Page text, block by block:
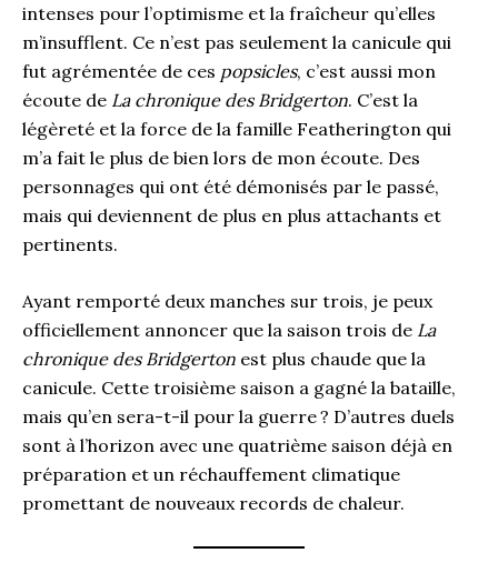
intenses pour l’optimisme et la fraîcheur qu’elles
m’insufflent. Ce n’est pas seulement la canicule qui
fut agrémentée de ces popsicles, c’est aussi mon
écoute de La chronique des Bridgerton. C’est la
légèreté et la force de la famille Featherington qui
m’a fait le plus de bien lors de mon écoute. Des
personnages qui ont été démonisés par le passé,
mais qui deviennent de plus en plus attachants et
pertinents.
Ayant remporté deux manches sur trois, je peux
officiellement annoncer que la saison trois de La
chronique des Bridgerton est plus chaude que la
canicule. Cette troisième saison a gagné la bataille,
mais qu’en sera-t-il pour la guerre ? D’autres duels
sont à l’horizon avec une quatrième saison déjà en
préparation et un réchauffement climatique
promettant de nouveaux records de chaleur.